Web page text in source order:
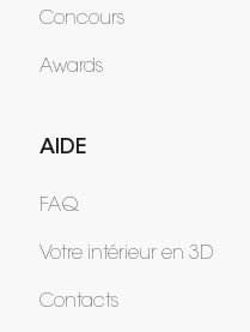
Concours
Awards
AIDE
FAQ
Votre intérieur en 3D
Contacts